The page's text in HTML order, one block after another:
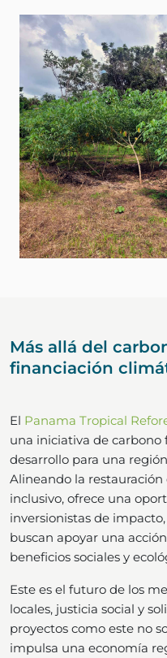
Más allá del
financiación
El Panama Tropical
una iniciativa de carbono
desarrollo para una
Alineando la
inclusivo, ofrece una
inversionistas de
buscan apoyar una
beneficios sociales y
Este es el futuro de los
locales, justicia social y
proyectos como este no
impulsa una economía